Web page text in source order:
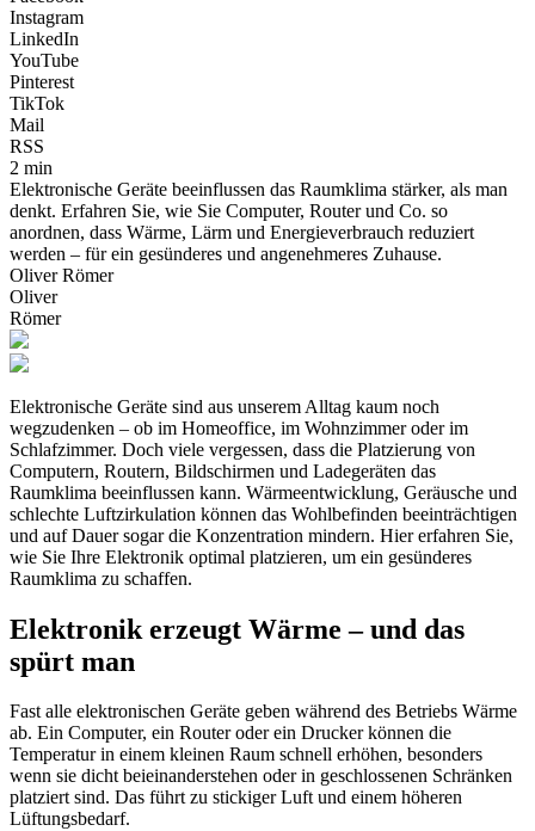
Instagram
LinkedIn
YouTube
Pinterest
TikTok
Mail
RSS
2 min
Elektronische Geräte beeinflussen das Raumklima stärker, als man
denkt. Erfahren Sie, wie Sie Computer, Router und Co. so
anordnen, dass Wärme, Lärm und Energieverbrauch reduziert
werden – für ein gesünderes und angenehmeres Zuhause.
Oliver Römer
Oliver
Römer
Elektronische Geräte sind aus unserem Alltag kaum noch
wegzudenken – ob im Homeoffice, im Wohnzimmer oder im
Schlafzimmer. Doch viele vergessen, dass die Platzierung von
Computern, Routern, Bildschirmen und Ladegeräten das
Raumklima beeinflussen kann. Wärmeentwicklung, Geräusche und
schlechte Luftzirkulation können das Wohlbefinden beeinträchtigen
und auf Dauer sogar die Konzentration mindern. Hier erfahren Sie,
wie Sie Ihre Elektronik optimal platzieren, um ein gesünderes
Raumklima zu schaffen.
Elektronik erzeugt Wärme – und das
spürt man
Fast alle elektronischen Geräte geben während des Betriebs Wärme
ab. Ein Computer, ein Router oder ein Drucker können die
Temperatur in einem kleinen Raum schnell erhöhen, besonders
wenn sie dicht beieinanderstehen oder in geschlossenen Schränken
platziert sind. Das führt zu stickiger Luft und einem höheren
Lüftungsbedarf.